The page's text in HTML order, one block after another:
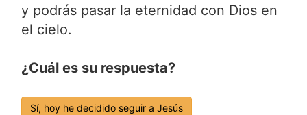
y podrás pasar la eternidad con Dios en
el cielo.
¿Cuál es su respuesta?
Sí, hoy he decidido seguir a Jesús